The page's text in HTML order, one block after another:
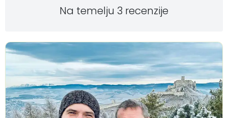
Na temelju 3 recenzije